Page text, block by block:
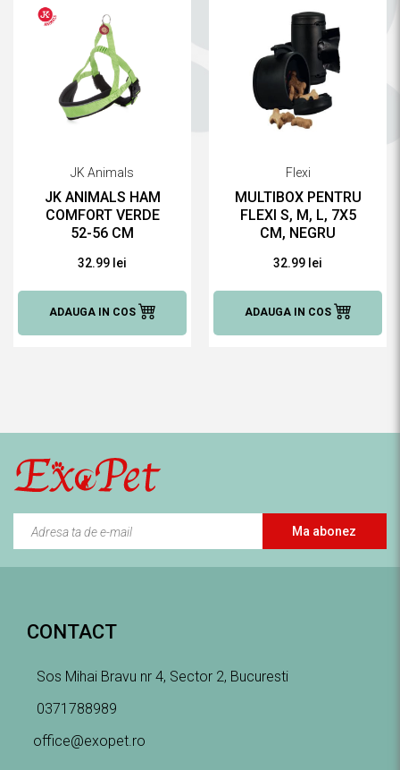
JK Animals
JK ANIMALS HAM
COMFORT VERDE
52-56 CM
32.99 lei
ADAUGA IN COS
Flexi
MULTIBOX PENTRU
FLEXI S, M, L, 7X5
CM, NEGRU
32.99 lei
ADAUGA IN COS
Ma abonez
CONTACT
Sos Mihai Bravu nr 4, Sector 2, Bucuresti
0371788989
office@exopet.ro